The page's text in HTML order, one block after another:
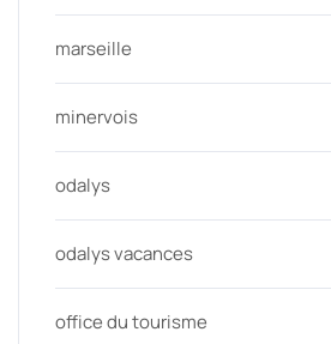
marseille
minervois
odalys
odalys vacances
office du tourisme